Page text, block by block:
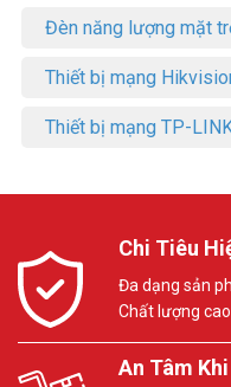
Đèn năng lượng mặt
Thiết bị mạng
Thiết bị mạng TP-
Chi Tiêu
Đa dạng sản
Chất lượng
An Tâm